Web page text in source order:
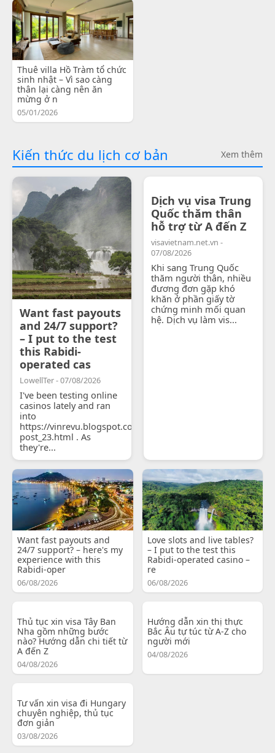
Thuê villa Hồ Tràm tổ chức
sinh nhật – Vì sao càng
thân lại càng nên ăn
mừng ở n
05/01/2026
Kiến thức du lịch cơ bản Xem thêm
Want fast payouts
and 24/7 support?
– I put to the test
this Rabidi-
operated cas
LowellTer - 07/08/2026
I've been testing online
casinos lately and ran
into
https://vinrevu.blogspot.com/2026/06/blog-
post_23.html . As
they're...
Dịch vụ visa Trung
Quốc thăm thân
hỗ trợ từ A đến Z
visavietnam.net.vn -
07/08/2026
Khi sang Trung Quốc
thăm người thân, nhiều
đương đơn gặp khó
khăn ở phần giấy tờ
chứng minh mối quan
hệ. Dịch vụ làm vis...
Want fast payouts and
24/7 support? – here's my
experience with this
Rabidi-oper
06/08/2026
Love slots and live tables?
– I put to the test this
Rabidi-operated casino –
re
06/08/2026
Thủ tục xin visa Tây Ban
Nha gồm những bước
nào? Hướng dẫn chi tiết từ
A đến Z
04/08/2026
Hướng dẫn xin thị thực
Bắc Âu tự túc từ A-Z cho
người mới
04/08/2026
Tư vấn xin visa đi Hungary
chuyên nghiệp, thủ tục
đơn giản
03/08/2026